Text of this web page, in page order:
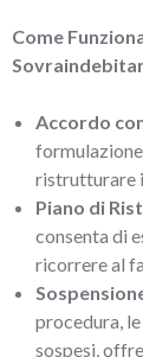
Come
Accordo
ristrutturare
Piano di
consenta di
ricorrere al
procedura,
sospesi,